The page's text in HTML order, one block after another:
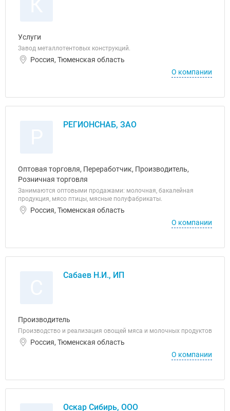
Услуги
Завод металлотентовых конструкций.
Россия, Тюменская область
О компании
РЕГИОНСНАБ, ЗАО
Оптовая торговля, Переработчик, Производитель,
Розничная торговля
Занимаются оптовыми продажами: молочная, бакалейная
продукция, мясо птицы, мясные полуфабрикаты.
Россия, Тюменская область
О компании
Сабаев Н.И., ИП
Производитель
Производство и реализация овощей мяса и молочных продуктов
Россия, Тюменская область
О компании
Оскар Сибирь, ООО